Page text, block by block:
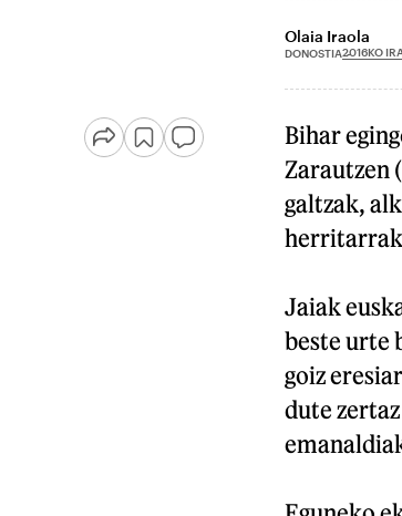
Olaia Iraola
DONOSTIA2016KO
Bihar
Zarautzen
galtzak,
Jaiak
beste urte
goiz
dute